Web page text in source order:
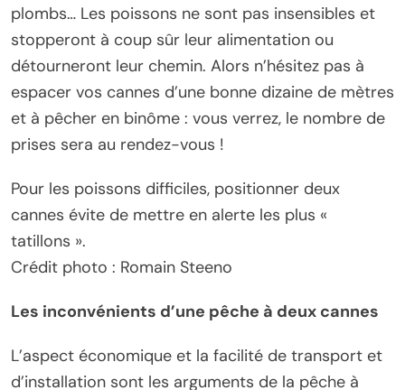
plombs… Les poissons ne sont pas insensibles et
stopperont à coup sûr leur alimentation ou
détourneront leur chemin. Alors n’hésitez pas à
espacer vos cannes d’une bonne dizaine de mètres
et à pêcher en binôme : vous verrez, le nombre de
prises sera au rendez-vous !
Pour les poissons difficiles, positionner deux
cannes évite de mettre en alerte les plus «
tatillons ».
Crédit photo : Romain Steeno
Les inconvénients d’une pêche à deux cannes
L’aspect économique et la facilité de transport et
d’installation sont les arguments de la pêche à